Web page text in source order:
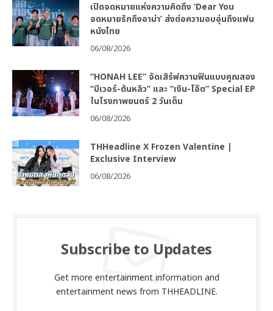
เปิดจดหมายแห่งความคิดถึง ‘Dear You
จดหมายรักถึงอาม่า’ ส่งต่อความอบอุ่นถึงแฟน
หนังไทย
06/08/2026
“HONAH LEE” จัดเสิร์ฟความฟินแบบคูณสอง
“บีเวอร์-ต้นหลิว” และ “เงิน-โอ๊ต” Special EP
ในโรงภาพยนตร์ 2 วันเต็ม
06/08/2026
THHeadline X Frozen Valentine |
Exclusive Interview
06/08/2026
Subscribe to Updates
Get more entertainment information and
entertainment news from THHEADLINE.